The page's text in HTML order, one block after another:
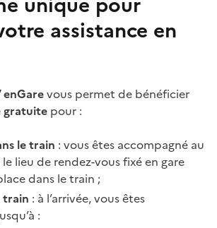
assistance en
enGarevous permet de bénéficier
gratuite pour :
le train : vous êtes accompagné au
lieu de rendez-vous fixé en gare
dans le train ;
: à l’arrivée, vous êtes
: